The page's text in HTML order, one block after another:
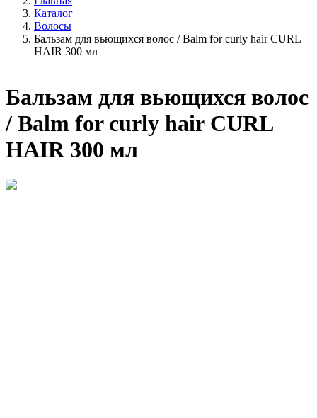
Каталог
Волосы
Бальзам для вьющихся волос / Balm for curly hair CURL
HAIR 300 мл
Бальзам для вьющихся волос
/ Balm for curly hair CURL
HAIR 300 мл